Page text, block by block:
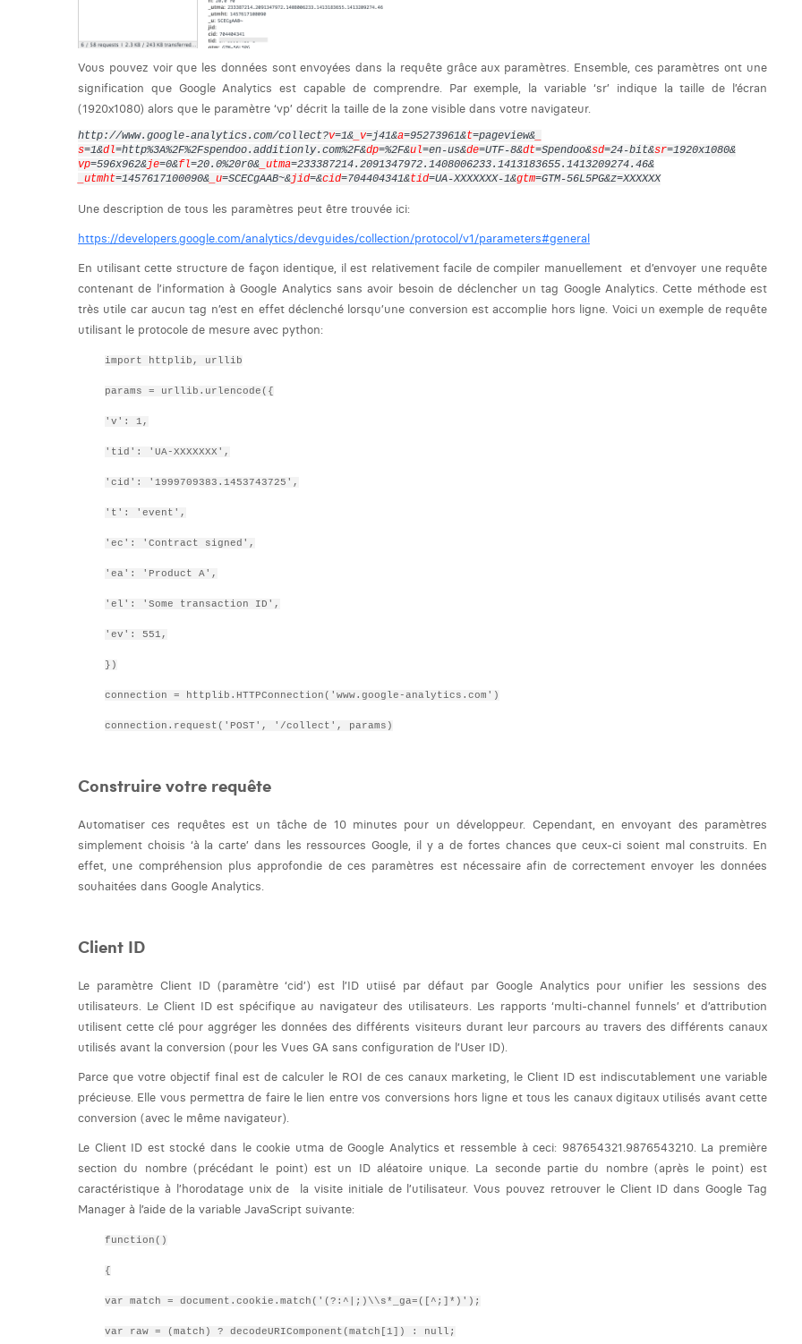
Vous pouvez voir que les données sont envoyées dans la requête grâce aux paramètres. Ensemble, ces paramètres ont une
signification que Google Analytics est capable de comprendre. Par exemple, la variable ‘sr’ indique la taille de l’écran
(1920x1080) alors que le paramètre ‘vp’ décrit la taille de la zone visible dans votre navigateur.
http://www.google-analytics.com/collect?v=1& _v=j41&a=95273961&t=pageview&
s=1&dl=http%3A%2F%2Fspendoo.additionly.com%2F&dp=%2F&ul=en-us&de=UTF-8&dt=Spendoo&sd=24-bit&sr=1920x1080&
vp=596x962&je=0&fl=20.0%20r0& _utma=233387214.2091347972.1408006233.1413183655.1413209274.46&
_utmht=1457617100090& _u=SCECgAAB~&jid=&cid=704404341&tid=UA-XXXXXXX-1&gtm=GTM-56L5PG&z=XXXXXX
Une description de tous les paramètres peut être trouvée ici:
https://developers.google.com/analytics/devguides/collection/protocol/v1/parameters#general
En utilisant cette structure de façon identique, il est relativement facile de compiler manuellement et d’envoyer une requête
contenant de l’information à Google Analytics sans avoir besoin de déclencher un tag Google Analytics. Cette méthode est
très utile car aucun tag n’est en effet déclenché lorsqu’une conversion est accomplie hors ligne. Voici un exemple de requête
utilisant le protocole de mesure avec python:
import httplib, urllib
params = urllib.urlencode({
'v': 1,
'tid': 'UA-XXXXXXX',
'cid': '1999709383.1453743725',
't': 'event',
'ec': 'Contract signed',
'ea': 'Product A',
'el': 'Some transaction ID',
'ev': 551,
})
connection = httplib.HTTPConnection('www.google-analytics.com')
connection.request('POST', '/collect', params)
Construire votre requête
Automatiser ces requêtes est un tâche de 10 minutes pour un développeur. Cependant, en envoyant des paramètres
simplement choisis ‘à la carte’ dans les ressources Google, il y a de fortes chances que ceux-ci soient mal construits. En
effet, une compréhension plus approfondie de ces paramètres est nécessaire afin de correctement envoyer les données
souhaitées dans Google Analytics.
Client ID
Le paramètre Client ID (paramètre ‘cid’) est l’ID utiisé par défaut par Google Analytics pour unifier les sessions des
utilisateurs. Le Client ID est spécifique au navigateur des utilisateurs. Les rapports ‘multi-channel funnels’ et d’attribution
utilisent cette clé pour aggréger les données des différents visiteurs durant leur parcours au travers des différents canaux
utilisés avant la conversion (pour les Vues GA sans configuration de l’User ID).
Parce que votre objectif final est de calculer le ROI de ces canaux marketing, le Client ID est indiscutablement une variable
précieuse. Elle vous permettra de faire le lien entre vos conversions hors ligne et tous les canaux digitaux utilisés avant cette
conversion (avec le même navigateur).
Le Client ID est stocké dans le cookie utma de Google Analytics et ressemble à ceci: 987654321.9876543210. La première
section du nombre (précédant le point) est un ID aléatoire unique. La seconde partie du nombre (après le point) est
caractéristique à l’horodatage unix de la visite initiale de l’utilisateur. Vous pouvez retrouver le Client ID dans Google Tag
Manager à l’aide de la variable JavaScript suivante:
function()
{
var match = document.cookie.match('(?:^|;)\\s*_ga=([^;]*)');
var raw = (match) ? decodeURIComponent(match[1]) : null;